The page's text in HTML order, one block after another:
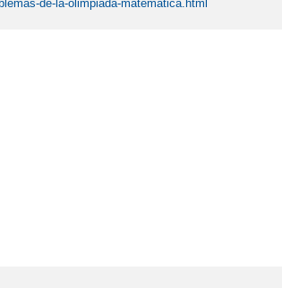
de-la-olimpiada-matematica.html